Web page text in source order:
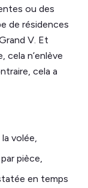
ou des
de résidences
V. Et
cela n’enlève
cela a
volée,
pièce,
en temps